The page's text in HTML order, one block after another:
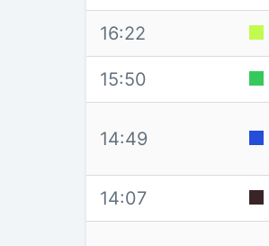
16:22
15:50
14:49
14:07